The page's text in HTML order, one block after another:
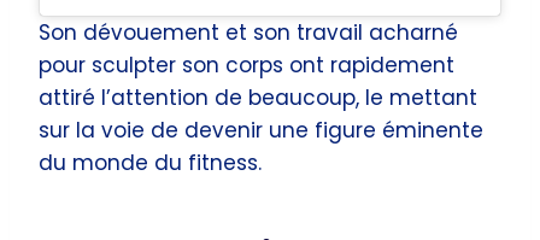
Son dévouement et son travail acharné
pour sculpter son corps ont rapidement
attiré l’attention de beaucoup, le mettant
sur la voie de devenir une figure éminente
du monde du fitness.